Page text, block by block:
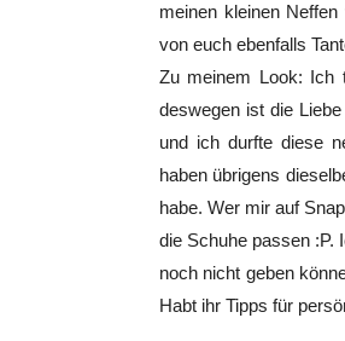
meinen kleinen
von euch ebenfalls
Zu meinem Look: Ich
deswegen ist die
und ich durfte diese
haben übrigens
habe. Wer mir auf
die Schuhe passen :P.
noch nicht geben
Habt ihr Tipps für